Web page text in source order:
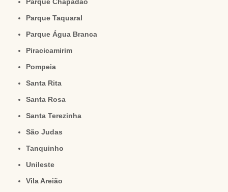
Parque Taquaral
Parque Água Branca
Piracicamirim
Pompeia
Santa Rita
Santa Rosa
Santa Terezinha
São Judas
Tanquinho
Unileste
Vila Areião